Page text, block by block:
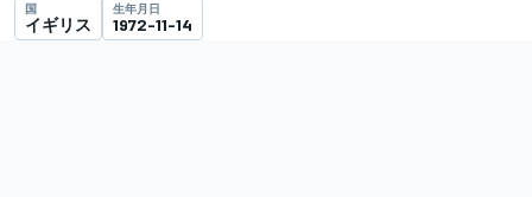
国
イギリス
生年月日
1972-11-14